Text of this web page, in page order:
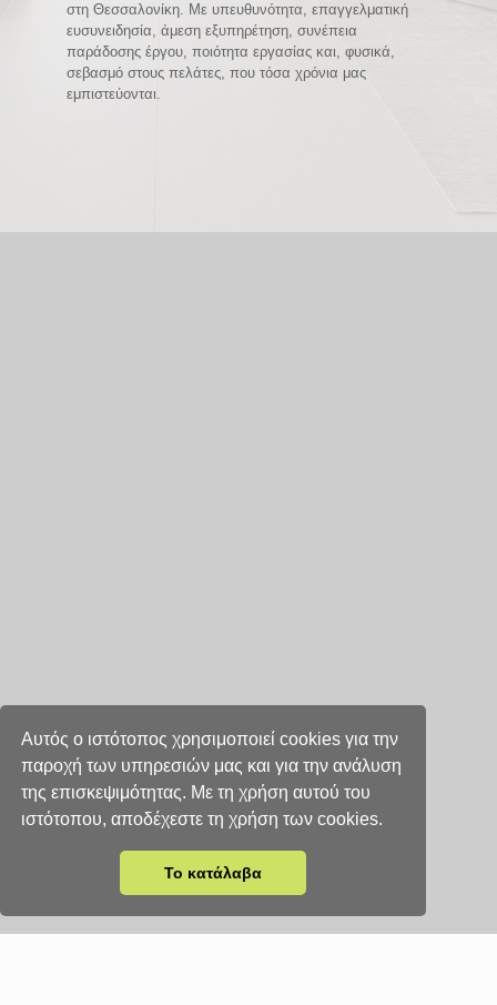
Αυτός ο ιστότοπος χρησιμοποιεί cookies για την
παροχή των υπηρεσιών μας και για την ανάλυση
της επισκεψιμότητας. Με τη χρήση αυτού του
ιστότοπου, αποδέχεστε τη χρήση των cookies.
Το κατάλαβα
στη Θεσσαλονίκη. Με υπευθυνότητα, επαγγελματική
ευσυνειδησία, άμεση εξυπηρέτηση, συνέπεια
παράδοσης έργου, ποιότητα εργασίας και, φυσικά,
σεβασμό στους πελάτες, που τόσα χρόνια μας
εμπιστεύονται.